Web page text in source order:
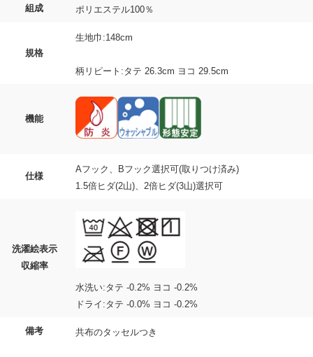
組成 ポリエステル100％
規格
生地巾:148cm
柄リピート:タテ 26.3cm ヨコ 29.5cm
機能
仕様
Aフック、Bフック選択可(取りつけ済み)
1.5倍ヒダ(2山)、2倍ヒダ(3山)選択可
洗濯絵表示
収縮率
水洗い:タテ -0.2% ヨコ -0.2%
ドライ:タテ -0.0% ヨコ -0.2%
備考 共布のタッセルつき